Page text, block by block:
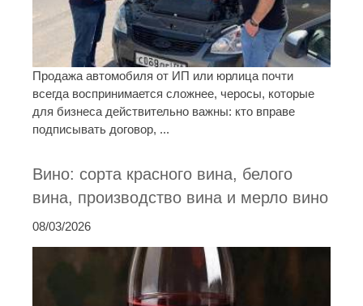
Продажа автомобиля от ИП или юрлица почти
всегда воспринимается сложнее, черосы, которые
для бизнеса действительно важны: кто вправе
подписывать договор, ...
Вино: сорта красного вина, белого
вина, производство вина и мерло вино
08/03/2026